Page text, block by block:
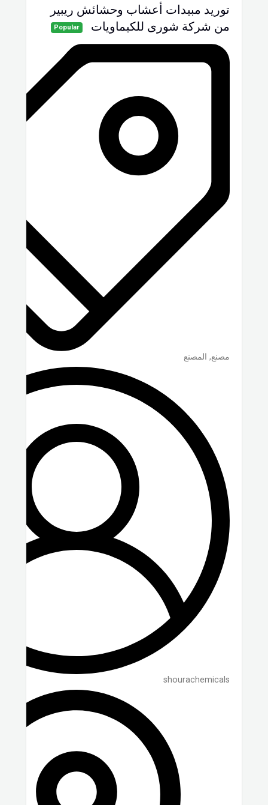
توريد مبيدات أعشاب وحشائش ريبير
من شركة شورى للكيماويات
Popular
مصنع, المصنع
shourachemicals